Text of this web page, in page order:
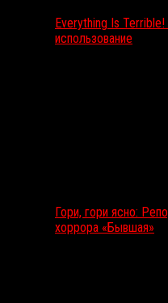
Everything Is
использование
Гори, гори ясно:
хоррора «Бывшая»